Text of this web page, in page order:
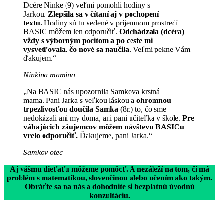
Dcére Ninke (9) veľmi pomohli hodiny s
Jarkou. Zlepšila sa v čítaní aj v pochopení
textu. Hodiny sú tu vedené v príjemnom prostredí.
BASIC môžem len odporučiť. Odchádzala (dcéra)
vždy s výborným pocitom a po ceste mi
vysvetľovala, čo nové sa naučila. Veľmi pekne Vám
ďakujem.“
Ninkina mamina
„Na BASIC nás upozornila Samkova krstná
mama. Pani Jarka s veľkou láskou a ohromnou
trpezlivosťou doučila Samka (8r.) to, čo sme
nedokázali ani my doma, ani pani učiteľka v škole. Pre
váhajúcich záujemcov môžem návštevu BASICu
vrelo odporučiť. Ďakujeme, pani Jarka.“
Samkov otec
Aj vášmu dieťaťu môžeme pomôcť. A nezáleží na tom, či má
problém s matematikou, slovenčinou alebo učením ako takým.
Obráťte sa na nás a dohodnite si bezplatnú úvodnú
konzultáciu.